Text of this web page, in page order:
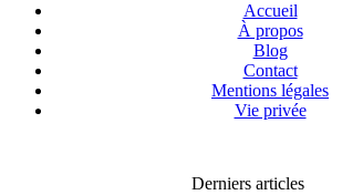
Accueil
À propos
Blog
Contact
Mentions légales
Vie privée
Derniers articles